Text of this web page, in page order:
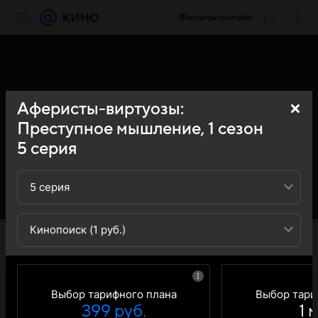
Аферисты-виртуозы:
Преступное мышление, 1 сезон
5 серия
5 серия
Кинопоиск (1 руб.)
Выбор тарифного плана
399 руб.
Выбор
1